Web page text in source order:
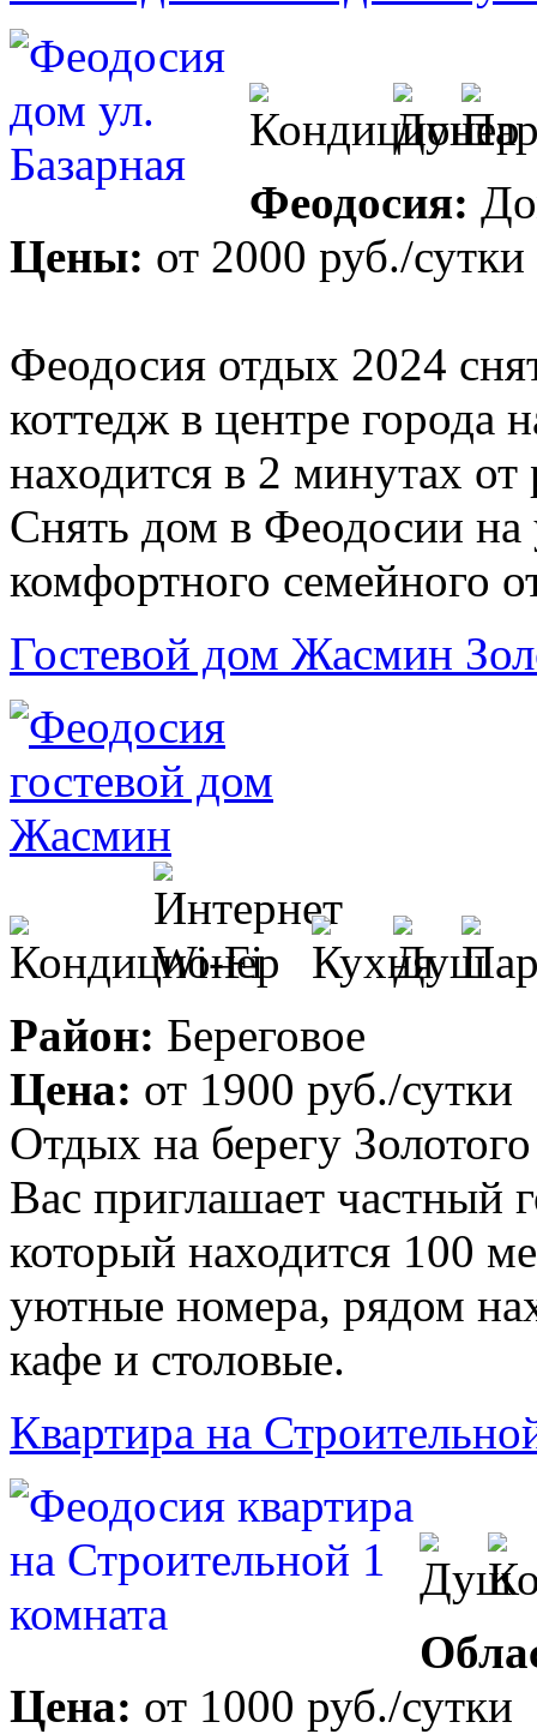
Феодосия:
Цены: от 2000 руб./сутки
Феодосия отдых 2024
коттедж в центре города
находится в 2 минутах
Снять дом в Феодосии на
комфортного семейного
Гостевой дом Жасмин
Район: Береговое
Цена: от 1900 руб./сутки
Отдых на берегу
Вас приглашает частный
который находится 100
уютные номера, рядом
кафе и столовые.
Квартира на
Цена: от 1000 руб./сутки